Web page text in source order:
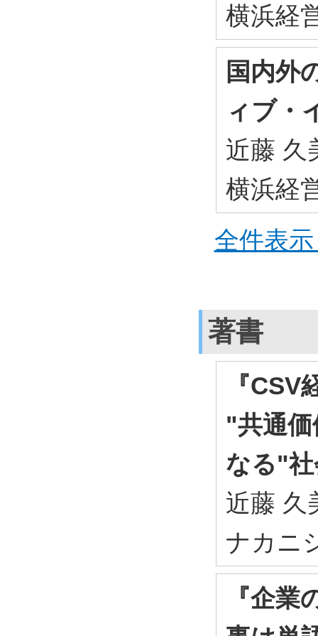
横浜経
国内外
ィブ・
近藤 久
横浜経
全件表
著書
『
"共通
なる"
近藤 久
ナカニ
『企